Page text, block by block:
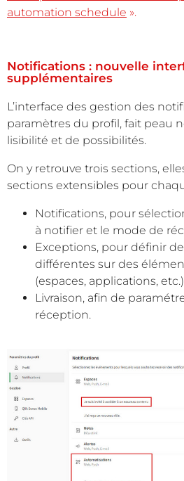
automation schedule ».
Notifications : nouvelle
supplémentaires
L’interface des gestion des
paramètres du profil, fait peau
lisibilité et de possibilités.
On y retrouve trois sections,
sections extensibles pour
Notifications, pour
à notifier et le mode de
Exceptions, pour définir
différentes sur des
(espaces, applications,
Livraison, afin de
réception.